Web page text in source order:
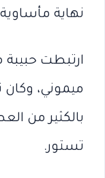
نهاية
ارتبطت حبيبة
ميموني، وكان
بالكثير من
تستور.